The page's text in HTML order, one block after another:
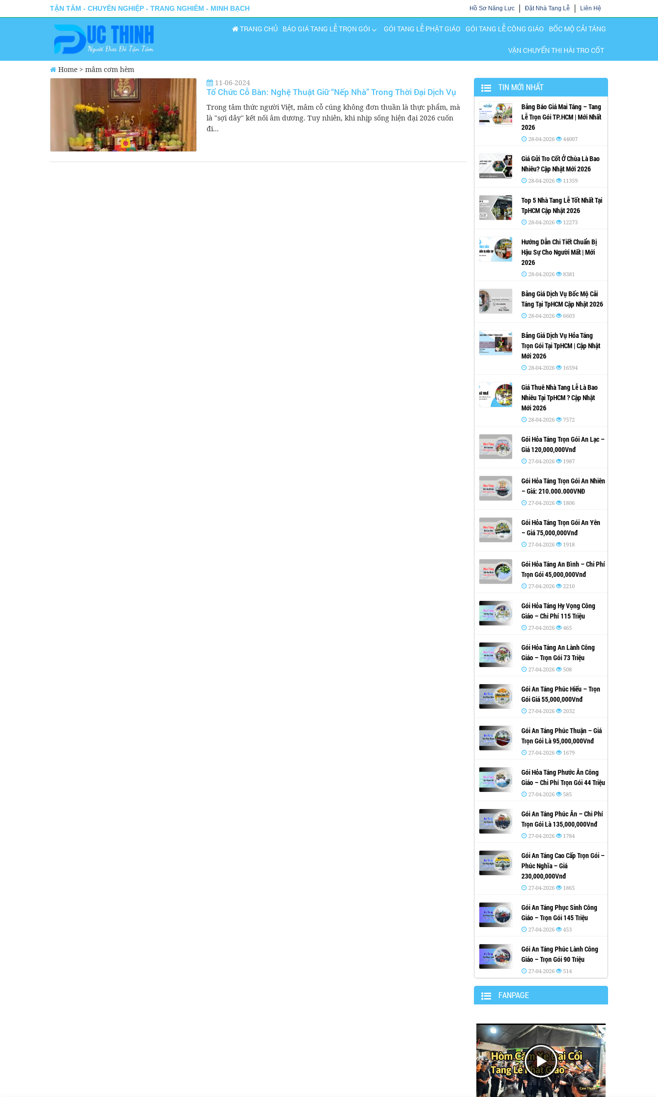
TẬN TÂM - CHUYÊN NGHIỆP - TRANG NGHIÊM - MINH BẠCH Hồ Sơ Năng Lực Đặt Nhà Tang Lễ Liên Hệ
TRANG CHỦ BÁO GIÁ TANG LỄ TRỌN GÓI GÓI TANG LỄ PHẬT GIÁO GÓI TANG LỄ CÔNG GIÁO BỐC MỘ CẢI TÁNG
VẬN CHUYỂN THI HÀI TRO CỐT
Home > mâm cơm hèm
11-06-2024
Tổ Chức Cỗ Bàn: Nghệ Thuật Giữ “Nếp Nhà” Trong Thời Đại Dịch Vụ
Trong tâm thức người Việt, mâm cỗ cúng không đơn thuần là thực phẩm, mà
là "sợi dây" kết nối âm dương. Tuy nhiên, khi nhịp sống hiện đại 2026 cuốn
đi...
TIN MỚI NHẤT
Bảng Báo Giá Mai Táng – Tang
Lễ Trọn Gói TP.HCM | Mới Nhất
2026
28-04-2026 44007
Giá Gửi Tro Cốt Ở Chùa Là Bao
Nhiêu? Cập Nhật Mới 2026
28-04-2026 11359
Top 5 Nhà Tang Lễ Tốt Nhất Tại
TpHCM Cập Nhật 2026
28-04-2026 12273
Hướng Dẫn Chi Tiết Chuẩn Bị
Hậu Sự Cho Người Mất | Mới
2026
28-04-2026 8381
Bảng Giá Dịch Vụ Bốc Mộ Cải
Táng Tại TpHCM Cập Nhật 2026
28-04-2026 6603
Bảng Giá Dịch Vụ Hỏa Táng
Trọn Gói Tại TpHCM | Cập Nhật
Mới 2026
28-04-2026 16594
Giá Thuê Nhà Tang Lễ Là Bao
Nhiêu Tại TpHCM ? Cập Nhật
Mới 2026
28-04-2026 7572
Gói Hỏa Táng Trọn Gói An Lạc –
Giá 120,000,000Vnđ
27-04-2026 1987
Gói Hỏa Táng Trọn Gói An Nhiên
– Giá: 210.000.000VNĐ
27-04-2026 1806
Gói Hỏa Táng Trọn Gói An Yên
– Giá 75,000,000Vnđ
27-04-2026 1918
Gói Hỏa Táng An Bình – Chi Phí
Trọn Gói 45,000,000Vnđ
27-04-2026 2210
Gói Hỏa Táng Hy Vọng Công
Giáo – Chi Phí 115 Triệu
27-04-2026 465
Gói Hỏa Táng An Lành Công
Giáo – Trọn Gói 73 Triệu
27-04-2026 508
Gói An Táng Phúc Hiếu – Trọn
Gói Giá 55,000,000Vnđ
27-04-2026 2032
Gói An Táng Phúc Thuận – Giá
Trọn Gói Là 95,000,000Vnđ
27-04-2026 1679
Gói Hỏa Táng Phước Ân Công
Giáo – Chi Phí Trọn Gói 44 Triệu
27-04-2026 585
Gói An Táng Phúc Ân – Chi Phí
Trọn Gói Là 135,000,000Vnđ
27-04-2026 1784
Gói An Táng Cao Cấp Trọn Gói –
Phúc Nghĩa – Giá
230,000,000Vnđ
27-04-2026 1865
Gói An Táng Phục Sinh Công
Giáo – Trọn Gói 145 Triệu
27-04-2026 453
Gói An Táng Phúc Lành Công
Giáo – Trọn Gói 90 Triệu
27-04-2026 514
FANPAGE